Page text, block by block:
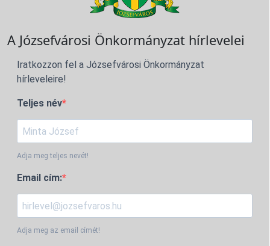
A Józsefvárosi Önkormányzat hírlevelei
Iratkozzon fel a Józsefvárosi Önkormányzat
hírleveleire!
Teljes név
Adja meg teljes nevét!
Email cím:
Adja meg az email címét!